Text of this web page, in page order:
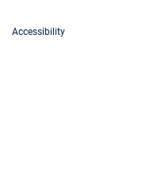
Accessibility